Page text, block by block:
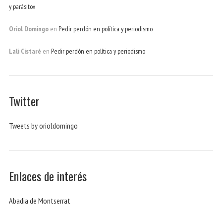
y parásito»
Oriol Domingo en Pedir perdón en política y periodismo
Lali Cistaré en Pedir perdón en política y periodismo
Twitter
Tweets by orioldomingo
Enlaces de interés
Abadia de Montserrat